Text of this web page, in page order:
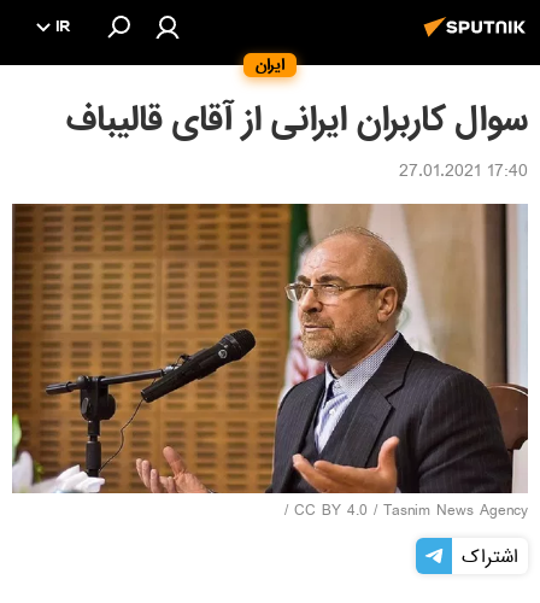
ایران
IR
سوال کاربران ایرانی از آقای قالیباف
17:40 27.01.2021
CC BY 4.0 / Tasnim News Agency
/
اشتراک